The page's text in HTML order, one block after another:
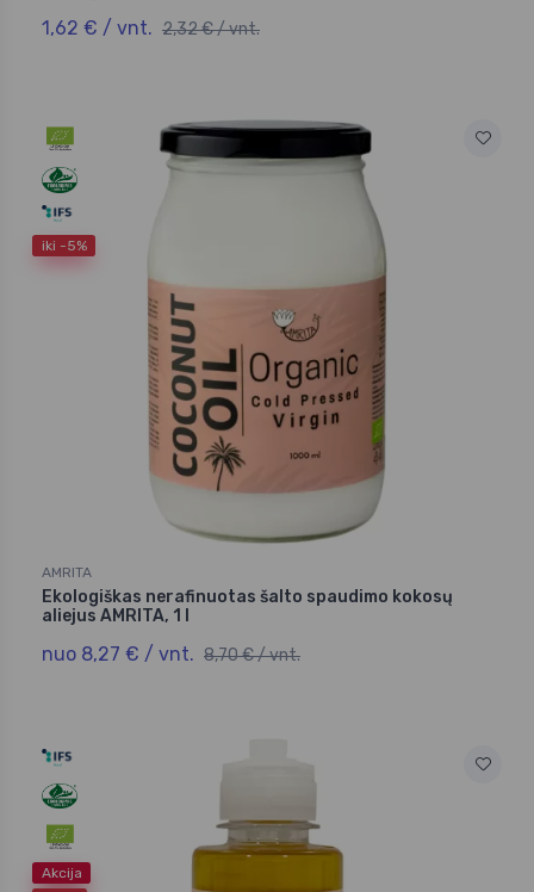
1,62 € / vnt. 2,32 € / vnt.
iki -5%
AMRITA
Ekologiškas nerafinuotas šalto spaudimo kokosų
aliejus AMRITA, 1 l
nuo 8,27 € / vnt. 8,70 € / vnt.
Akcija